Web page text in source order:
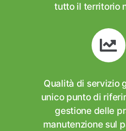
tutto il territorio
Qualità di servizio
unico punto di
gestione delle
manutenzione sul